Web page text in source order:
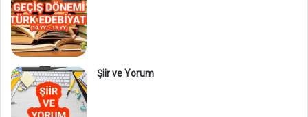
Şiir ve Yorum